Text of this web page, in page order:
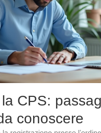
CPS:
conoscere